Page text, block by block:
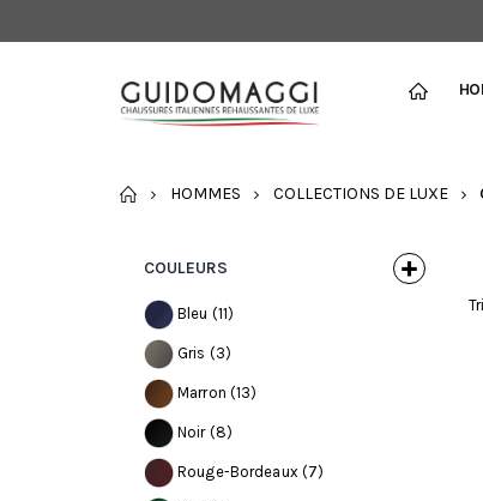
ACCUEIL
HOMMES COLLECTIONS DE LUXE
COULEURS
Bleu (11)
Gris (3)
Marron (13)
Noir(8)
Rouge-Bordeaux (7)